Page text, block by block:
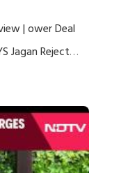
| ower Deal
Jagan Rejects